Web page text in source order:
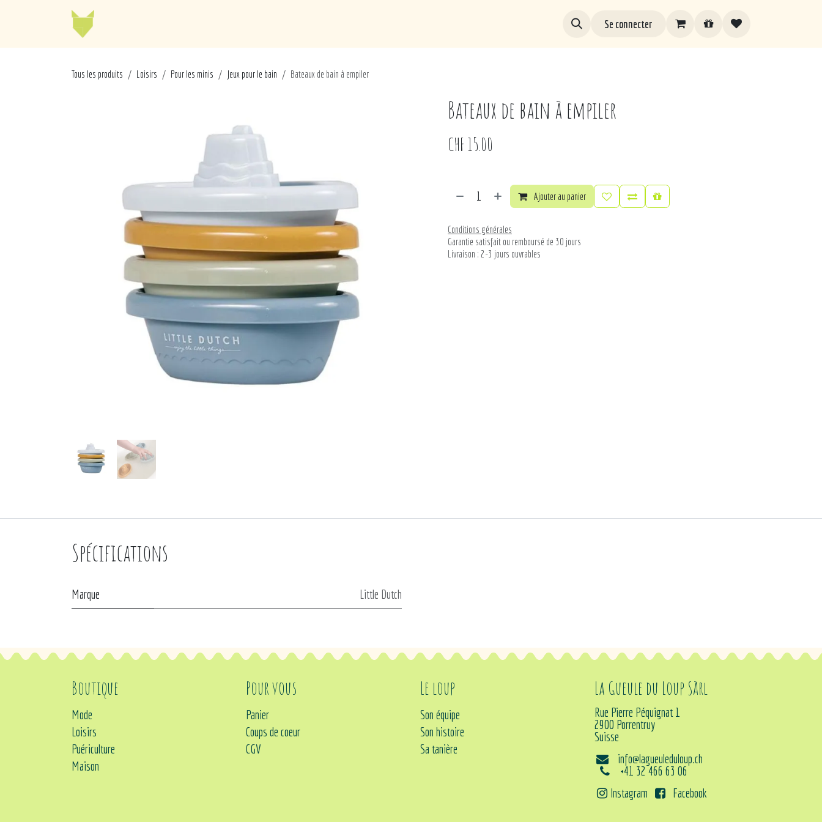
Se connecter
Tous les produits Loisirs Pour les minis Jeux pour le bain Bateaux de bain à empiler
Bateaux de bain à empiler
CHF15.00
Ajouter au panier
Conditions générales
Garantie satisfait ou remboursé de 30 jours
Livraison : 2-3 jours ouvrables
Spécifications
Marque Little Dutch
Boutique
Mode
Loisirs
Puériculture
Maison
Pour vous
Panier
Coups de coeur
CGV
Le loup
Son équipe
Son histoire
Sa tanière
La Gueule du Loup Sàrl
Rue Pierre Péquignat 1
2900 Porrentruy
Suisse
info@lagueuleduloup.ch
+41 32 466 63 06
Instagram
Facebook